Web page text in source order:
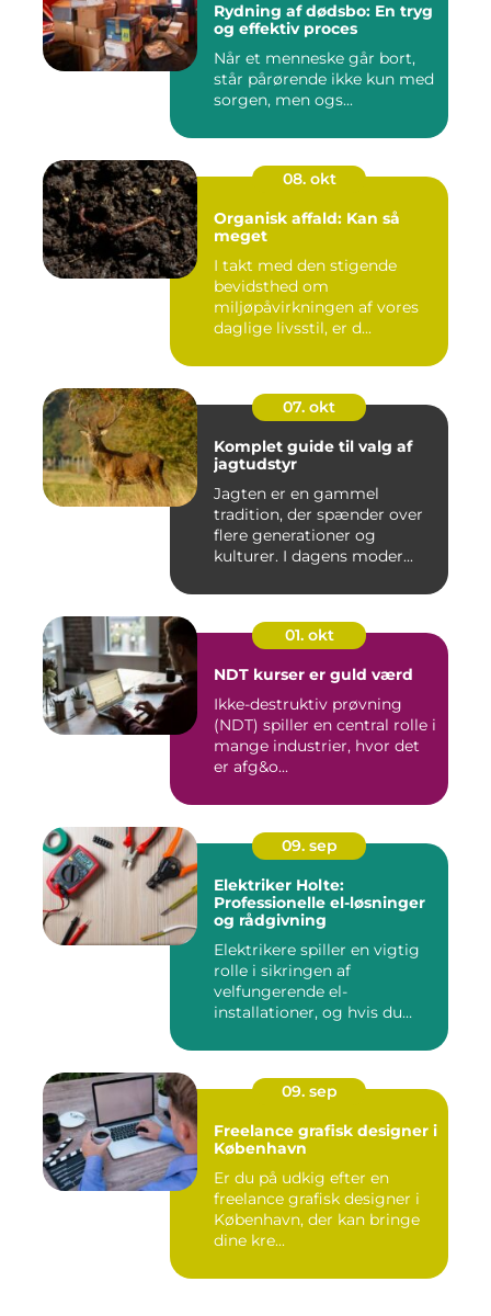
Rydning af dødsbo: En tryg
og effektiv proces
Når et menneske går bort,
står pårørende ikke kun med
sorgen, men ogs...
08. okt
Organisk affald: Kan så
meget
I takt med den stigende
bevidsthed om
miljøpåvirkningen af vores
daglige livsstil, er d...
07. okt
Komplet guide til valg af
jagtudstyr
Jagten er en gammel
tradition, der spænder over
flere generationer og
kulturer. I dagens moder...
01. okt
NDT kurser er guld værd
Ikke-destruktiv prøvning
(NDT) spiller en central rolle i
mange industrier, hvor det
er afg&o...
09. sep
Elektriker Holte:
Professionelle el-løsninger
og rådgivning
Elektrikere spiller en vigtig
rolle i sikringen af
velfungerende el-
installationer, og hvis du
09. sep
Freelance grafisk designer i
København
Er du på udkig efter en
freelance grafisk designer i
København, der kan bringe
dine kre...